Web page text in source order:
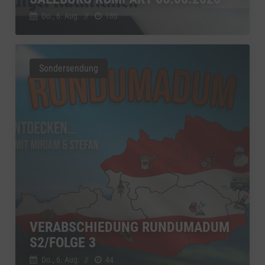
Do., 6. Aug. // 180
VERABSCHIEDUNG RUNDUMADUM
S2/FOLGE 3
Do., 6. Aug. // 44
Sondersendung
Google Ireland Limited, Irland